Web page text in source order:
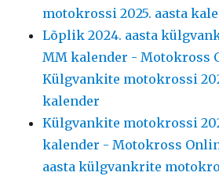
motokrossi 2025. aasta
Lõplik 2024. aasta
MM kalender - Motokross
Külgvankite motokrossi
kalender
Külgvankite motokrossi
kalender - Motokross
aasta külgvankrite